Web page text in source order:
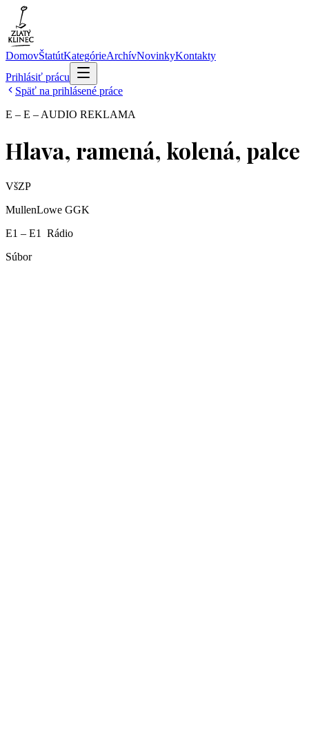
DomovŠtatútKategórieArchívNovinkyKontakty
Prihlásiť prácu
Späť na prihlásené práce
E – E – AUDIO REKLAMA
Hlava, ramená, kolená, palce
VšZP
MullenLowe GGK
E1 – E1 ­ Rádio
Súbor